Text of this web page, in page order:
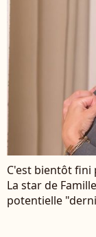
C'est bientôt fini
La star de
potentielle